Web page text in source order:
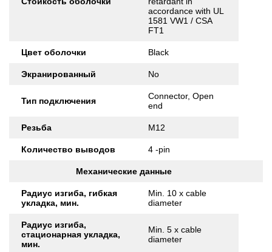
accordance with UL
1581 VW1 / CSA
FT1
Цвет оболочки Black
Экранированный No
Тип подключения
Connector, Open
end
Резьба M12
Количество выводов 4 -pin
Механические данные
Радиус изгиба, гибкая
укладка, мин.
Min. 10 x cable
diameter
Радиус изгиба,
стационарная укладка,
мин.
Min. 5 x cable
diameter